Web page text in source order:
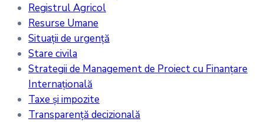
Registrul Agricol
Resurse Umane
Situații de urgență
Stare civila
Strategii de Management de Proiect cu Finanțare
Internațională
Taxe și impozite
Transparență decizională